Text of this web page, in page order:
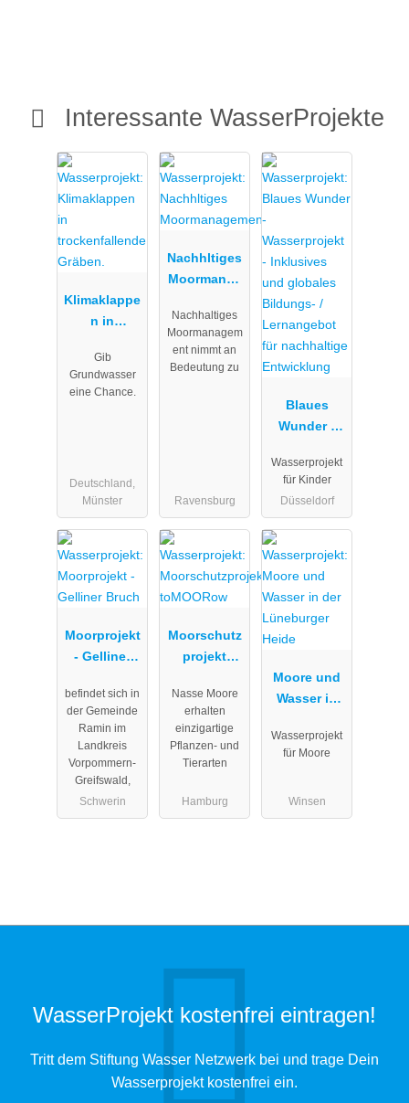
Interessante WasserProjekte
Klimaklappe
n in
nde Gräben.
Gib
Grundwasser
eine Chance.
Deutschland,
Münster
Nachhltiges
Moormanag
Nachhaltiges
Moormanagem
ent nimmt an
Bedeutung zu
Ravensburg
Blaues
Wunder -
kt -
globales
Bildungs- /
Lernangebot
für
nachhaltige
Entwicklung
Wasserprojekt
für Kinder
Düsseldorf
Moorprojekt
- Gelliner
befindet sich in
der Gemeinde
Ramin im
Landkreis
Vorpommern-
Greifswald,
Schwerin
Moorschutz
projekt
Nasse Moore
erhalten
einzigartige
Pflanzen- und
Tierarten
Hamburg
Moore und
Wasser in
Lüneburger
Heide
Wasserprojekt
für Moore
Winsen
WasserProjekt kostenfrei eintragen!
Tritt dem Stiftung Wasser Netzwerk bei und trage Dein
Wasserprojekt kostenfrei ein.